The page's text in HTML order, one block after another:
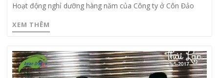
Hoạt động nghỉ dưỡng hàng năm của Công ty ở Côn Đảo
XEM THÊM